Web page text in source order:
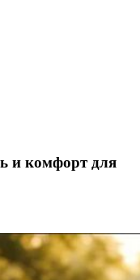
и комфорт для